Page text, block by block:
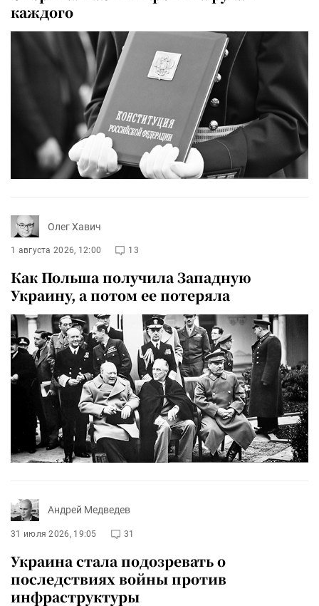
каждого
Олег Хавич
1 августа 2026, 12:00 13
Как Польша получила Западную
Украину, а потом ее потеряла
Андрей Медведев
31 июля 2026, 19:05 31
Украина стала подозревать о
последствиях войны против
инфраструктуры